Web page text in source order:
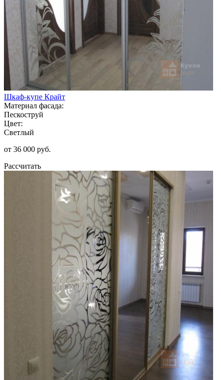
Шкаф-купе Крайт
Материал фасада:
Пескоструй
Цвет:
Светлый
от 36 000 руб.
Рассчитать